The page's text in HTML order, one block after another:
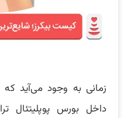
زمانی به وجود می‌آید
داخل بورس پوپلیتئال